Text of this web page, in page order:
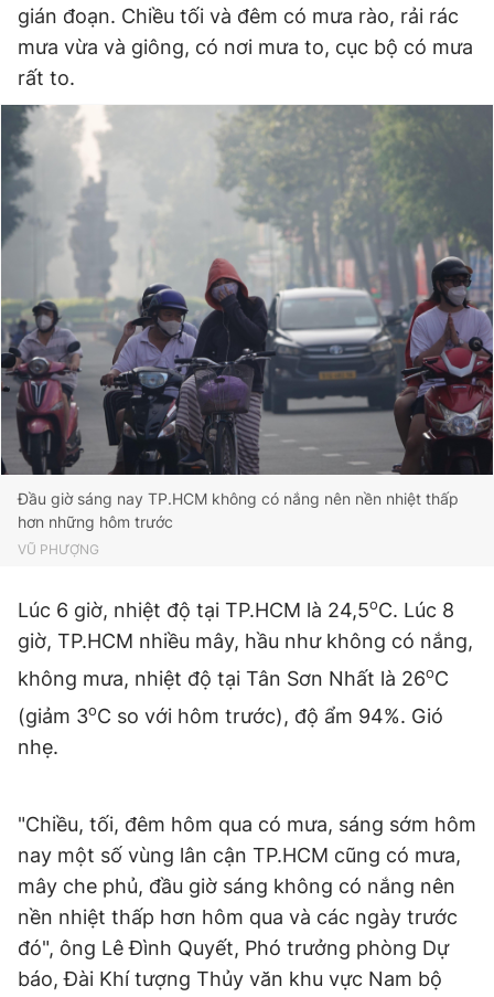
Theo dõi báo trên
Hotline
0906 645 777 0908 780 404
Đặt báo RSS
Tổng biên tập: Nguyễn Ngọc Toàn
Phó tổng biên tập thường trực: Hải Thành
Phó tổng biên tập: Lâm Hiếu Dũng
Phó tổng biên tập: Trần Việt Hưng
Tổng thư ký tòa soạn: Đức Trung
Giấy phép xuất bản số 110/GP - BTTTT cấp ngày 24.3.2020
© 2003-2026 Bản quyền thuộc về Báo Thanh Niên. Cấm sao
chép dưới mọi hình thức nếu không có sự chấp thuận bằng văn
bản. Phát triển bởi ePi Technologies, JSC.
gián đoạn. Chiều tối và đêm có mưa rào, rải rác
mưa vừa và giông, có nơi mưa to, cục bộ có mưa
rất to.
Đầu giờ sáng nay TP.HCM không có nắng nên nền nhiệt thấp
hơn những hôm trước
VŨ PHƯỢNG
Lúc 6 giờ, nhiệt độ tại TP.HCM là 24,5oC. Lúc 8
giờ, TP.HCM nhiều mây, hầu như không có nắng,
không mưa, nhiệt độ tại Tân Sơn Nhất là 26oC
(giảm 3oC so với hôm trước), độ ẩm 94%. Gió
nhẹ.
"Chiều, tối, đêm hôm qua có mưa, sáng sớm hôm
nay một số vùng lân cận TP.HCM cũng có mưa,
mây che phủ, đầu giờ sáng không có nắng nên
nền nhiệt thấp hơn hôm qua và các ngày trước
đó", ông Lê Đình Quyết, Phó trưởng phòng Dự
báo, Đài Khí tượng Thủy văn khu vực Nam bộ